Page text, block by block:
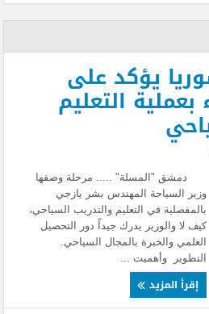
يؤكد على
بعملية التعليم
دمشق "المسلة" ..... مرحلة وصفها
وزير السياحة المهندس بشر يازجي
بالمفصلية في التعليم والتدريب السياحي،
كيف لا والوزير يدرك جيداً دور التحصيل
العلمي والخبرة بالمجال السياحي.
التطوير وأهميت ...
إقرأ المزيد